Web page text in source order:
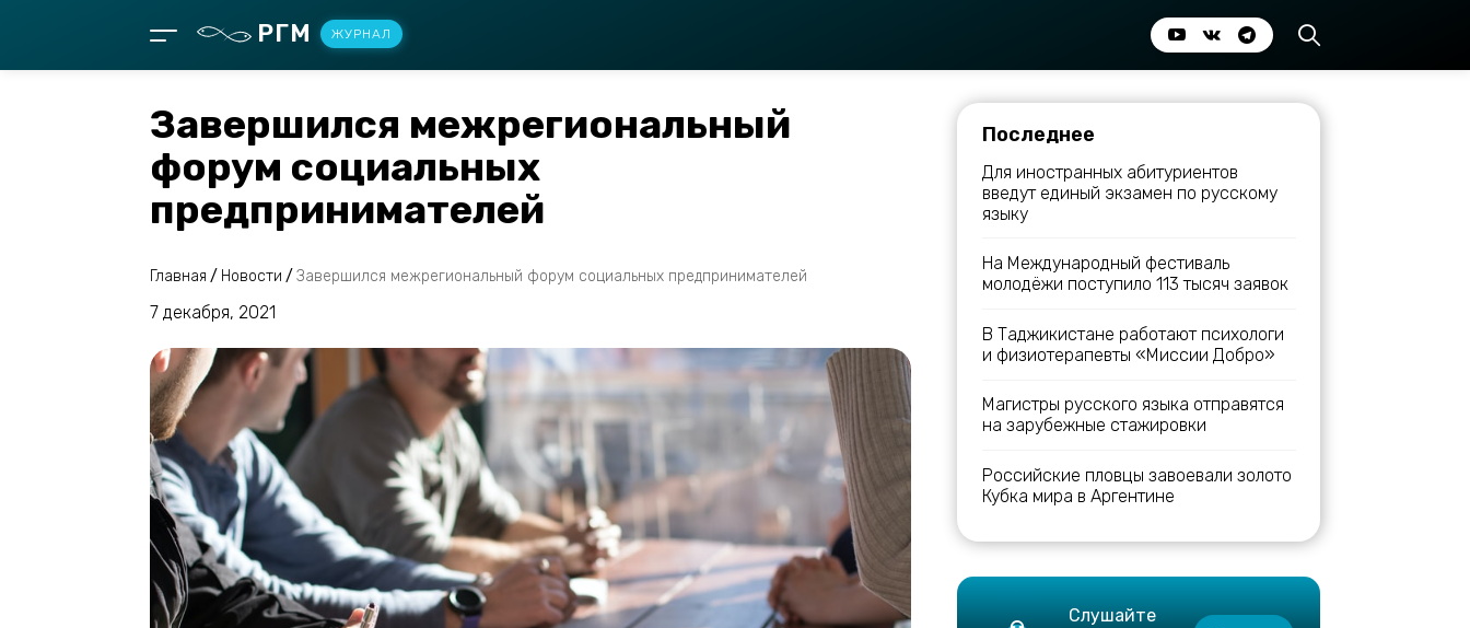
РГМ ЖУРНАЛ
Завершился межрегиональный
форум социальных
предпринимателей
Главная / Новости / Завершился межрегиональный форум социальных предпринимателей
7 декабря, 2021
Последнее
Для иностранных абитуриентов
введут единый экзамен по русскому
языку
На Международный фестиваль
молодёжи поступило 113 тысяч заявок
В Таджикистане работают психологи
и физиотерапевты «Миссии Добро»
Магистры русского языка отправятся
на зарубежные стажировки
Российские пловцы завоевали золото
Кубка мира в Аргентине
Слушайте